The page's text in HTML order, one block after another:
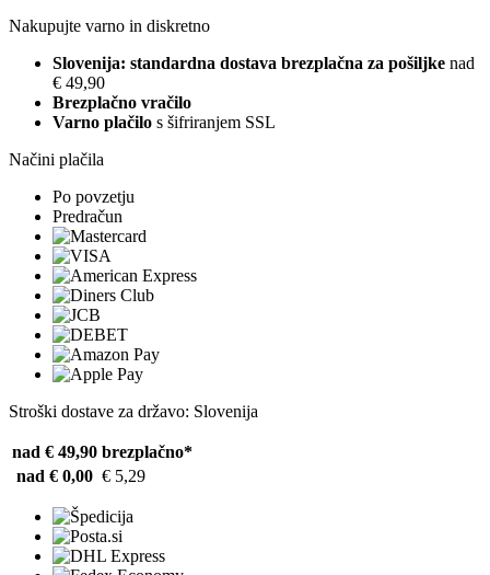
Nakupujte varno in diskretno
Slovenija: standardna dostava brezplačna za pošiljke nad
€ 49,90
Brezplačno vračilo
Varno plačilo s šifriranjem SSL
Načini plačila
Po povzetju
Predračun
Stroški dostave za državo: Slovenija
nad € 49,90 brezplačno*
nad € 0,00 € 5,29